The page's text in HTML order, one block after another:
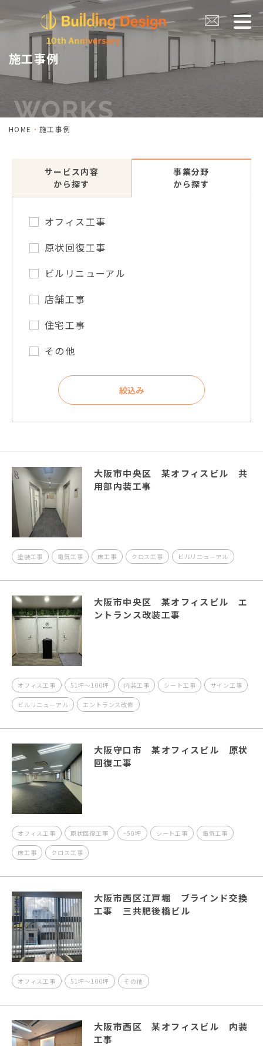
施工事例
HOME 施工事例
サービス内容
から探す
事業分野
から探す
オフィス工事
原状回復工事
ビルリニューアル
店舗工事
住宅工事
その他
絞込み
大阪市中央区 某オフィスビル 共
用部内装工事
塗装工事 電気工事 床工事 クロス工事 ビルリニューアル
大阪市中央区 某オフィスビル エ
ントランス改装工事
オフィス工事 51坪～100坪 内装工事 シート工事 サイン工事
ビルリニューアル エントランス改修
大阪守口市 某オフィスビル 原状
回復工事
オフィス工事 原状回復工事 ~50坪 シート工事 電気工事
床工事 クロス工事
大阪市西区江戸堀 ブラインド交換
工事 三共肥後橋ビル
オフィス工事 51坪～100坪 その他
大阪市西区 某オフィスビル 内装
工事